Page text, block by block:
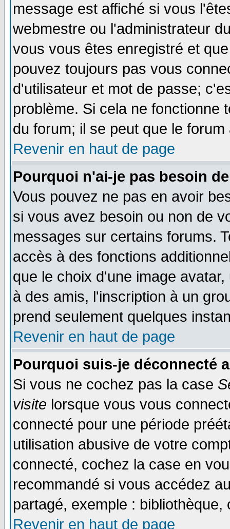
message est affiché si vous
webmestre ou l'administrateur
vous vous êtes enregistré et
pouvez toujours pas vous
d'utilisateur et mot de passe;
problème. Si cela ne fonctionne
du forum; il se peut que le
Revenir en haut de page
Pourquoi n'ai-je pas besoin
Vous pouvez ne pas en avoir
si vous avez besoin ou non de
messages sur certains forums.
accès à des fonctions
que le choix d'une image
à des amis, l'inscription à un
prend seulement quelques
Revenir en haut de page
Pourquoi suis-je déconnecté
Si vous ne cochez pas la case
visite lorsque vous vous
connecté pour une période
utilisation abusive de votre
connecté, cochez la case en
recommandé si vous accédez
partagé, exemple :
Revenir en haut de page